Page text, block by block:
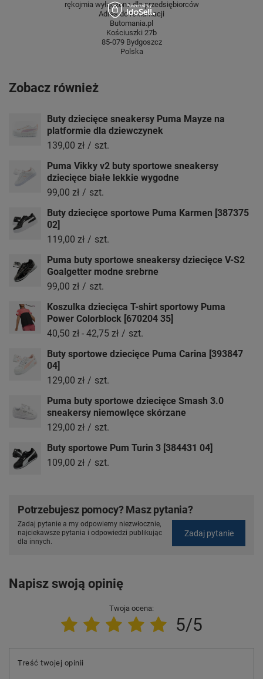
rękojmia wyłączona dla przedsiębiorców
Adres do reklamacji
Butomania.pl
Kościuszki 27b
85-079 Bydgoszcz
Polska
Zobacz również
Buty dziecięce sneakersy Puma Mayze na
platformie dla dziewczynek
139,00 zł / szt.
Puma Vikky v2 buty sportowe sneakersy
dziecięce białe lekkie wygodne
99,00 zł / szt.
Buty dziecięce sportowe Puma Karmen [387375
02]
119,00 zł / szt.
Puma buty sportowe sneakersy dziecięce V-S2
Goalgetter modne srebrne
99,00 zł / szt.
Koszulka dziecięca T-shirt sportowy Puma
Power Colorblock [670204 35]
40,50 zł - 42,75 zł / szt.
Buty sportowe dziecięce Puma Carina [393847
04]
129,00 zł / szt.
Puma buty sportowe dziecięce Smash 3.0
sneakersy niemowlęce skórzane
129,00 zł / szt.
Buty sportowe Pum Turin 3 [384431 04]
109,00 zł / szt.
Potrzebujesz pomocy? Masz pytania?
Zadaj pytanie a my odpowiemy niezwłocznie,
najciekawsze pytania i odpowiedzi publikując
dla innych.
Zadaj pytanie
Napisz swoją opinię
Twoja ocena:
5/5
Treść twojej opinii